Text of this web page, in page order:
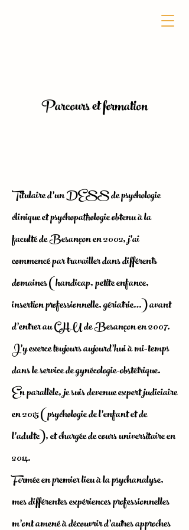
Parcours et formation
Titulaire d’un DESS de psychologie
clinique et psychopathologie obtenu à la
faculté de Besançon en 2002, j’ai
commencé par travailler dans différents
domaines (handicap, petite enfance,
insertion professionnelle, gériatrie…) avant
d’entrer au CHU de Besançon en 2007.
J’y exerce toujours aujourd’hui à mi-temps
dans le service de gynécologie-obstétrique.
En parallèle, je suis devenue expert judiciaire
en 2015 (psychologie de l’enfant et de
l’adulte), et chargée de cours universitaire en
2014.
Formée en premier lieu à la psychanalyse,
mes différentes expériences professionnelles
m’ont amené à découvrir d’autres approches